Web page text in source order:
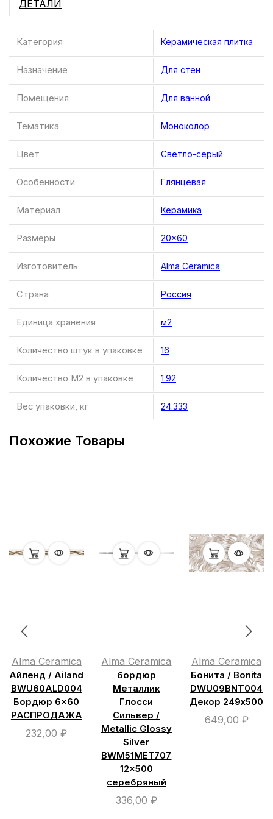
ДЕТАЛИ
Категория Керамическая плитка
Назначение Для стен
Помещения Для ванной
Тематика Моноколор
Цвет Светло-серый
Особенности Глянцевая
Материал Керамика
Размеры 20×60
Изготовитель Alma Ceramica
Страна Россия
Единица хранения м2
Количество штук в упаковке 16
Количество М2 в упаковке 1.92
Вес упаковки, кг 24.333
Похожие Товары
Alma Ceramica
Айленд / Ailand
BWU60ALD004
Бордюр 6×60
РАСПРОДАЖА
232,00₽
Alma Ceramica
бордюр
Металлик
Глосси
Сильвер /
Metallic Glossy
Silver
BWM51MET707
12×500
серебряный
336,00 ₽
Alma Ceramica
Бонита / Bonita
DWU09BNT004
Декор 249х500
649,00 ₽